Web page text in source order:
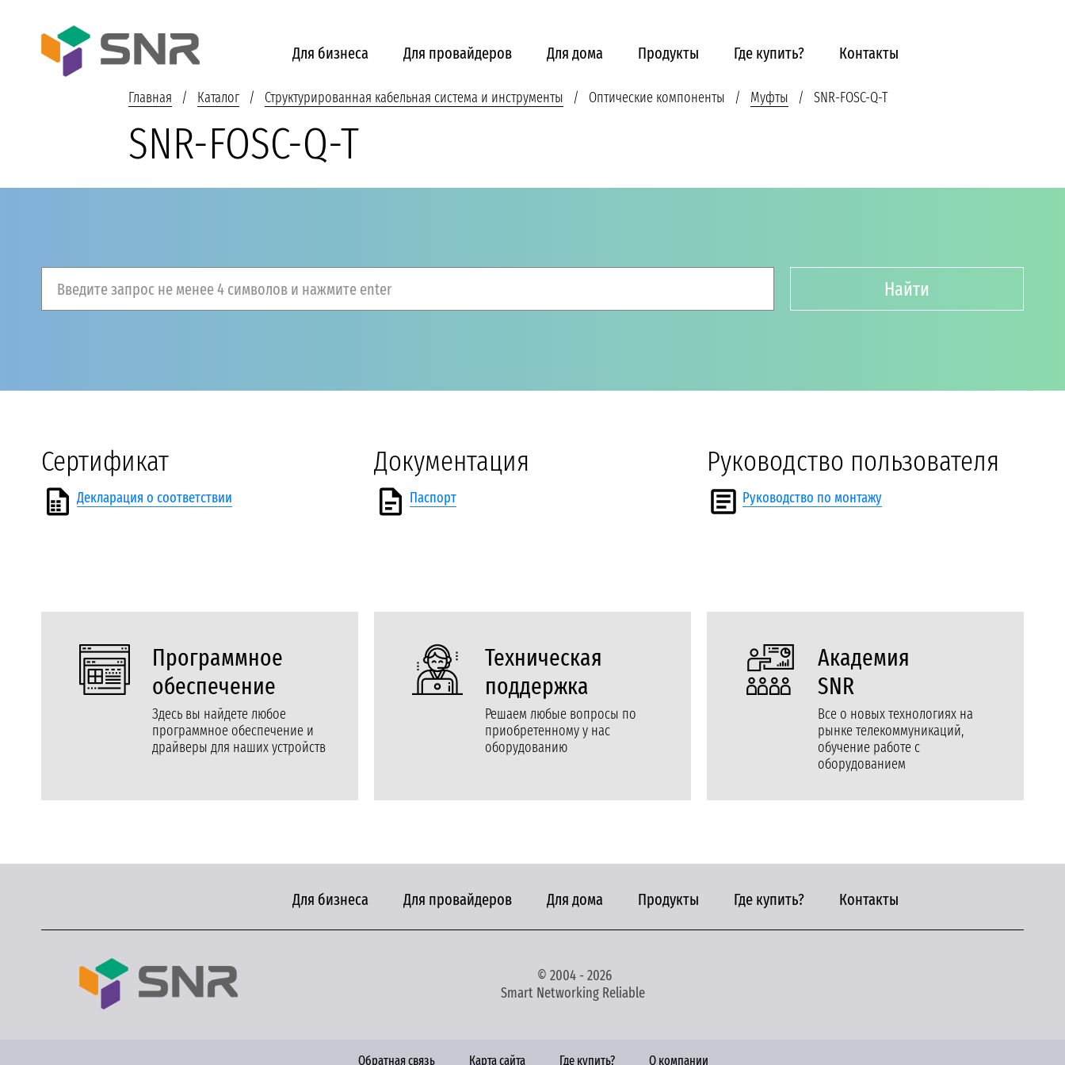
Для бизнеса Для провайдеров Для дома Продукты Где купить? Контакты
Главная Каталог Структурированная кабельная система и инструменты Оптические компоненты Муфты SNR-FOSC-Q-T
SNR-FOSC-Q-T
Введите запрос не менее 4 символов и нажмите enter Найти
Сертификат
Декларация о соответствии
Документация
Паспорт
Руководство пользователя
Руководство по монтажу
Программное
обеспечение
Здесь вы найдете любое
программное обеспечение и
драйверы для наших устройств
Техническая
поддержка
Решаем любые вопросы по
приобретенному у нас
оборудованию
Академия
SNR
Все о новых технологиях на
рынке телекоммуникаций,
обучение работе с
оборудованием
Для бизнеса Для провайдеров Для дома Продукты Где купить? Контакты
© 2004 - 2026
Smart Networking Reliable
Обратная связь Карта сайта Где купить? О компании